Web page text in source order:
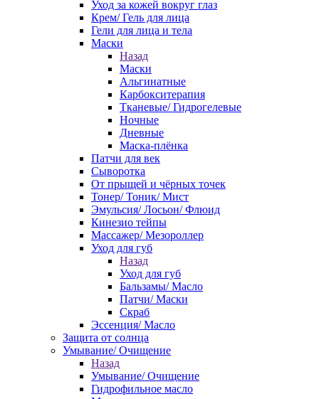
Уход за кожей вокруг глаз
Крем/ Гель для лица
Гели для лица и тела
Маски
Назад
Маски
Альгинатные
Карбокситерапия
Тканевые/ Гидрогелевые
Ночные
Дневные
Маска-плёнка
Патчи для век
Сыворотка
От прыщей и чёрных точек
Тонер/ Тоник/ Мист
Эмульсия/ Лосьон/ Флюид
Кинезио тейпы
Массажер/ Мезороллер
Уход для губ
Назад
Уход для губ
Бальзамы/ Масло
Патчи/ Маски
Скраб
Эссенция/ Масло
Защита от солнца
Умывание/ Очищение
Назад
Умывание/ Очищение
Гидрофильное масло